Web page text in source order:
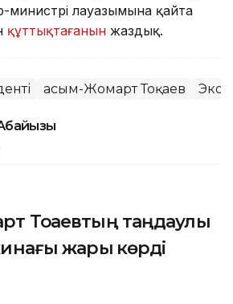
лауазымына қайта
құттықтағанын жаздық.
Қасым-Жомарт Тоқаев
Тоқаевтың таңдаулы
жарық көрді